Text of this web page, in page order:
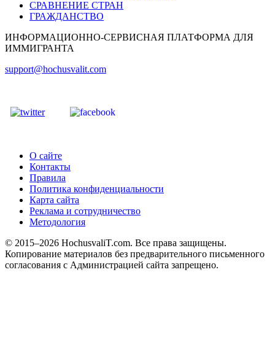
СРАВНЕНИЕ СТРАН
ГРАЖДАНСТВО
ИНФОРМАЦИОННО-СЕРВИСНАЯ ПЛАТФОРМА ДЛЯ
ИММИГРАНТА
support@hochusvalit.com
О сайте
Контакты
Правила
Политика конфиденциальности
Карта сайта
Реклама и сотрудничество
Методология
© 2015–2026 HochusvaliT.com. Все права защищены.
Копирование материалов без предварительного письменного
согласования с Администрацией сайта запрещено.